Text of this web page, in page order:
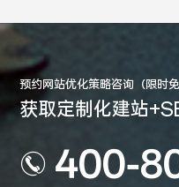
预约网站优化策略咨询（限时免
获取定制化建站
400-